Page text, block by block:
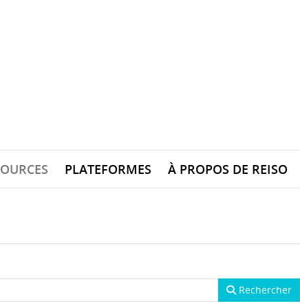
PLATEFORMES À PROPOS DE REISO
Rechercher